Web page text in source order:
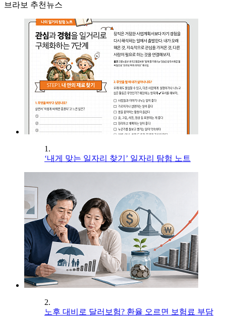
브라보 추천뉴스
1.
‘내게 맞는 일자리 찾기’ 일자리 탐험 노트
2.
노후 대비로 달러보험? 환율 오르면 보험료 부담